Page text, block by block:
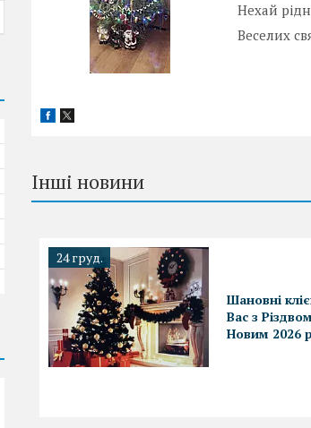
Нехай
Веселих
Інші новини
24 груд.
Шановні
Вас з
Новим 2026